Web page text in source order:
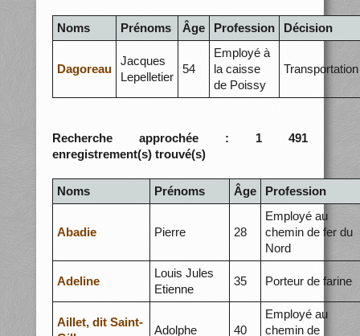
Noms Prénoms Âge Profession Décision
Dagoreau
Jacques
Lepelletier
54
Employé à
la caisse
de Poissy
Transportation
Recherche approchée : 1 491
enregistrement(s) trouvé(s)
Noms Prénoms Âge Profession
Abadie Pierre 28
Employé au
chemin de fer du
Nord
Adeline
Louis Jules
Etienne
35 Porteur de farine
Aillet, dit Saint-
Adolphe 40
Employé au
chemin de